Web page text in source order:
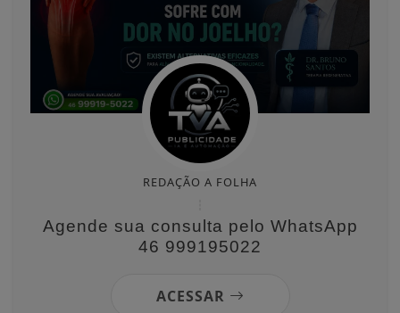
REDAÇÃO A FOLHA
Agende sua consulta pelo WhatsApp
46 999195022
ACESSAR